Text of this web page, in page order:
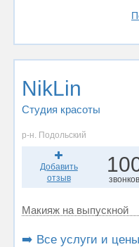
NikLin
Студия красоты
р-н. Подольский
Добавить
отзыв
звонков
Макияж на выпускной
➡️ Все услуги и